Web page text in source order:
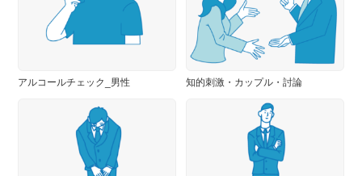
アルコールチェック_男性 知的刺激・カップル・討論